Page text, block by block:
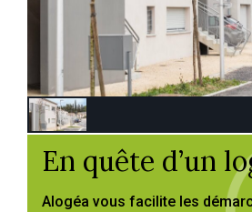
En quête d’un
Alogéa vous facilite les